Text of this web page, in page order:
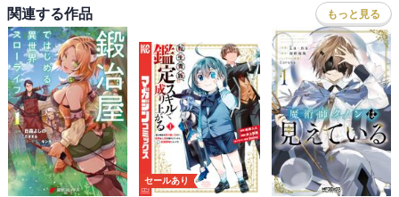
関連する作品 もっと見る
セールあり